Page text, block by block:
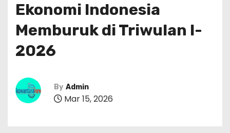
Ekonomi Indonesia
Memburuk di Triwulan I-
2026
By Admin
Mar 15, 2026